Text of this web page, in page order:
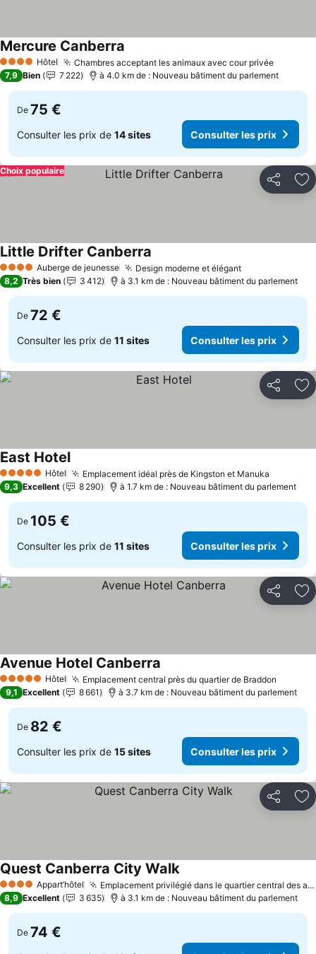
4 Étoiles Hôtel Chambres acceptant les animaux avec cour privée
Mercure Canberra
7,9 Bien 7 222 à 4.0 km de : Nouveau bâtiment du parlement
De 75 €
Consulter les prix de 14 sites Consulter les prix
Partager
Choix populaire
4 Étoiles Auberge de jeunesse Design moderne et élégantConsulter les
Little Drifter Canberra
8,2 Très bien 3 412 à 3.1 km de : Nouveau bâtiment du parlement
De 72 €
Consulter les prix de 11 sites Consulter les prix
Partager
5 Étoiles Hôtel Emplacement idéal près de Kingston et Manuka
East HotelConsulter les prix
9,3 Excellent 8 290 à 1.7 km de : Nouveau bâtiment du parlement
De 105 €
Consulter les prix de 11 sites Consulter les prix
Partager
5 Étoiles Hôtel Emplacement central près du quartier de Braddon
Avenue Hotel Canberra
9,1 Excellent 8 661 à 3.7 km de : Nouveau bâtiment du parlement
De 82 €
Consulter les prix de 15 sites Consulter les prix
Partager
4 Étoiles Appart’hôtel Emplacement privilégié dans le quartier central des affaires
Quest Canberra City WalkConsulter les prix
8,9 Excellent 3 635 à 3.1 km de : Nouveau bâtiment du parlement
De 74 €